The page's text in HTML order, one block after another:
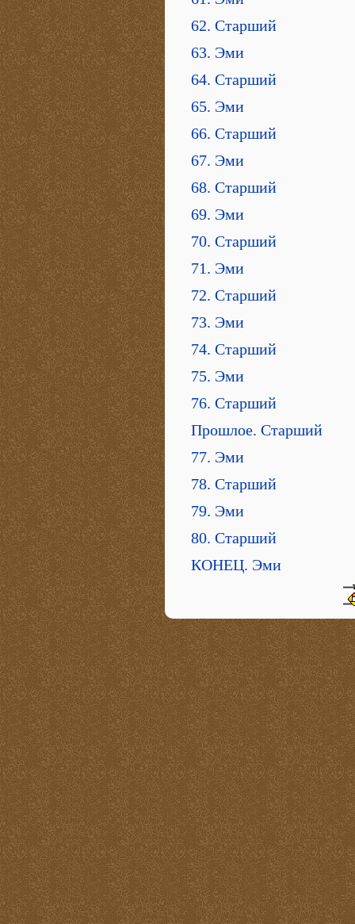
62. Старший
63. Эми
64. Старший
65. Эми
66. Старший
67. Эми
68. Старший
69. Эми
70. Старший
71. Эми
72. Старший
73. Эми
74. Старший
75. Эми
76. Старший
Прошлое. Старший
77. Эми
78. Старший
79. Эми
80. Старший
КОНЕЦ. Эми